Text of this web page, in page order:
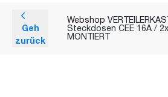
Geh
zurück
Webshop
Steckdosen CEE 16A /
MONTIERT